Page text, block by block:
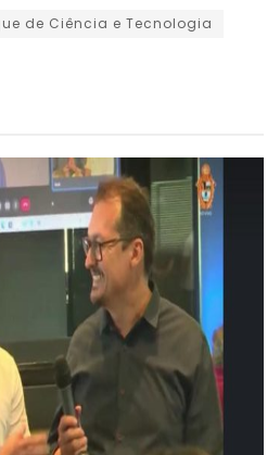
de Ciência e Tecnologia